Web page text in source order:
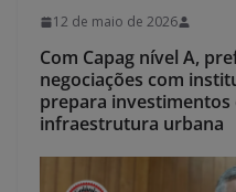
12 de maio de 2026
Com Capag nível A,
negociações com
prepara investimentos
infraestrutura urbana